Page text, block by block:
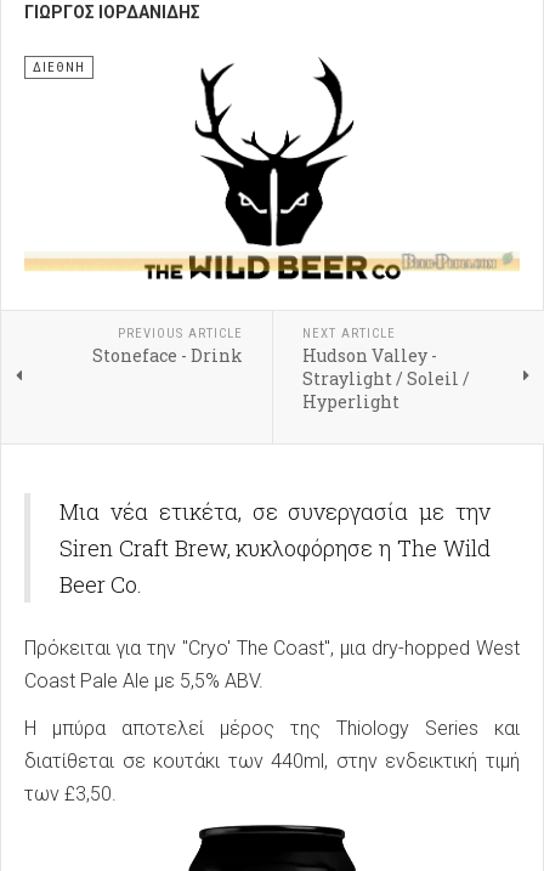
ΓΙΏΡΓΟΣ ΙΟΡΔΑΝΊΔΗΣ
ΔΙΕΘΝΗ
PREVIOUS ARTICLE
Stoneface - Drink
NEXT ARTICLE
Hudson Valley -
Straylight / Soleil /
Hyperlight
Μια νέα ετικέτα, σε συνεργασία με την
Siren Craft Brew, κυκλοφόρησε η The Wild
Beer Co.
Πρόκειται για την "Cryo' The Coast", μια dry-hopped West
Coast Pale Ale με 5,5% ABV.
Η μπύρα αποτελεί μέρος της Thiology Series και
διατίθεται σε κουτάκι των 440ml, στην ενδεικτική τιμή
των £3,50.